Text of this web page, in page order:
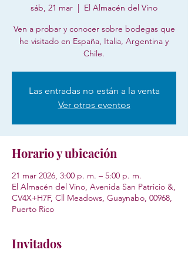
sáb, 21 mar
  |
El Almacén del Vino
Ven a probar y conocer sobre bodegas que
he visitado en España, Italia, Argentina y
Chile.
Las entradas no están a la venta
Ver otros eventos
Horario y ubicación
21 mar 2026, 3:00 p. m. – 5:00 p. m.
El Almacén del Vino, Avenida San Patricio &,
CV4X+H7F, Cll Meadows, Guaynabo, 00968,
Puerto Rico
Invitados